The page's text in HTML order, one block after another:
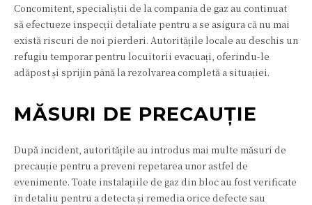
Concomitent, specialiștii de la compania de gaz au continuat
să efectueze inspecții detaliate pentru a se asigura că nu mai
există riscuri de noi pierderi. Autoritățile locale au deschis un
refugiu temporar pentru locuitorii evacuați, oferindu-le
adăpost și sprijin până la rezolvarea completă a situației.
MĂSURI DE PRECAUȚIE
După incident, autoritățile au introdus mai multe măsuri de
precauție pentru a preveni repetarea unor astfel de
evenimente. Toate instalațiile de gaz din bloc au fost verificate
în detaliu pentru a detecta și remedia orice defecte sau